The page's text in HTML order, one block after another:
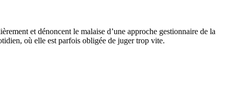
et dénoncent le malaise d’une approche gestionnaire de la
où elle est parfois obligée de juger trop vite.